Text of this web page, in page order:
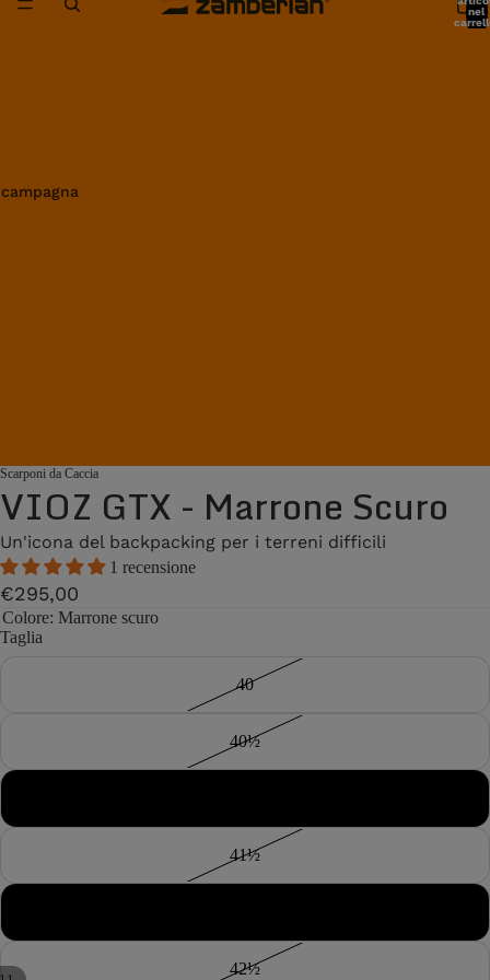
nel
Scarponi da Caccia
VIOZ GTX - Marrone Scuro
Un'icona del backpacking per i terreni difficili
1 recensione
€295,00
Colore: Marrone scuro
Taglia
40
40½
41½
42½